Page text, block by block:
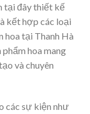
tại đây thiết kế
kết hợp các loại
hoa tại Thanh Hà
phẩm hoa mang
và chuyên
các sự kiện như